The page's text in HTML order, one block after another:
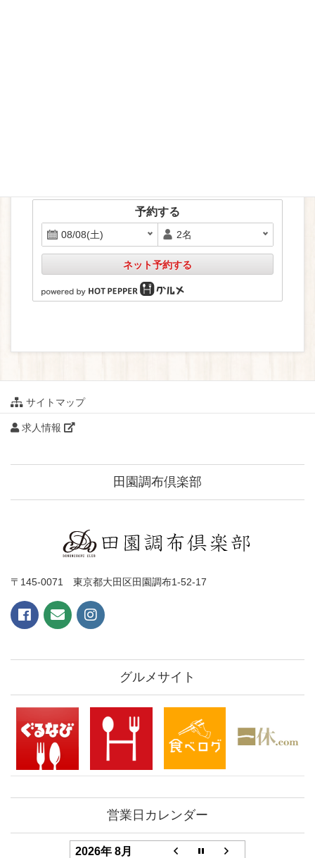
予約する
ネット予約する
サイトマップ
求人情報
田園調布倶楽部
〒145-0071 東京都大田区田園調布1-52-17
グルメサイト
営業日カレンダー
2026年 8月